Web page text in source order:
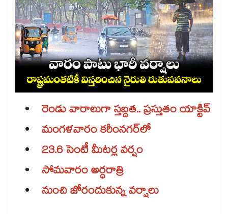
రెండు వారాలుగా స్తబ్దత.. ప్రస్తుతం యాక్టివ్​
మంగళవారం కరీంనగర్​లో
23.6 సెంటీ మీటర్ల వర్షం
సోమవారం అర్ధరాత్రి
నుంచి జోరందుకున్న వర్షాలు